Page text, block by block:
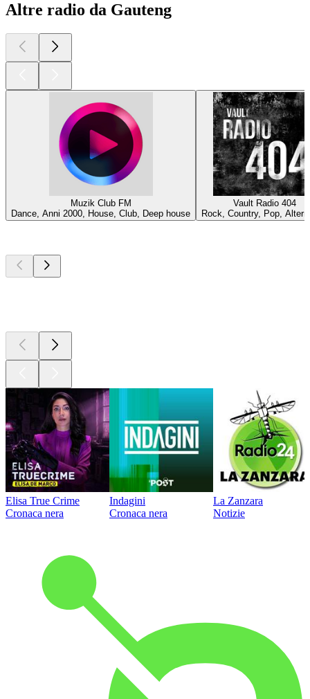
Altre radio da Gauteng
Muzik Club FM
Dance, Anni 2000, House, Club, Deep house
Vault Radio 404
Rock, Country, Pop,
Elisa True Crime
Cronaca nera
Indagini
Cronaca nera
La Zanzara
Notizie